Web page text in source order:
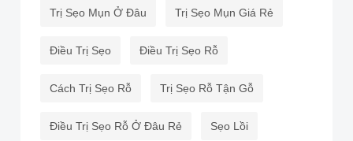
Trị Sẹo Mụn Ở Đâu Trị Sẹo Mụn Giá Rẻ
Điều Trị Sẹo Điều Trị Sẹo Rỗ
Cách Trị Sẹo Rỗ Trị Sẹo Rỗ Tận Gỗ
Điều Trị Sẹo Rỗ Ở Đâu Rẻ Sẹo Lồi